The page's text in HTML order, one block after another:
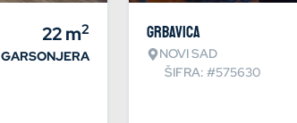
22m2
GARSONJERA
Grbavica
NOVI SAD
ŠIFRA: #575630